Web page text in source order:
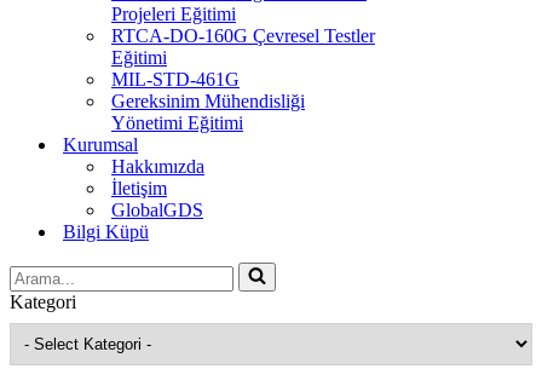
Projeleri Eğitimi
RTCA-DO-160G Çevresel Testler
Eğitimi
MIL-STD-461G
Gereksinim Mühendisliği
Yönetimi Eğitimi
Kurumsal
Hakkımızda
İletişim
GlobalGDS
Bilgi Küpü
Arama...
Kategori